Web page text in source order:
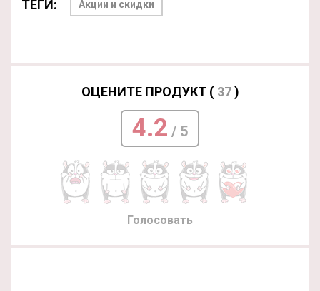
ТЕГИ: Акции и скидки
ОЦЕНИТЕ ПРОДУКТ ( 37)
4.2 / 5
Голосовать